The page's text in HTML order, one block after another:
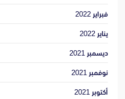
فبراير 2022
يناير 2022
ديسمبر 2021
نوفمبر 2021
أكتوبر 2021